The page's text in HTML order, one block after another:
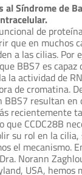
al Síndrome de
de
que en muchos
a las cilias. Por
BBS7 es capaz
la actividad de
de cromatina.
BBS7 resultan en
recientemente
que CCDC28B
su rol en la cilia,
el mecanismo.
Norann
USA, hemos